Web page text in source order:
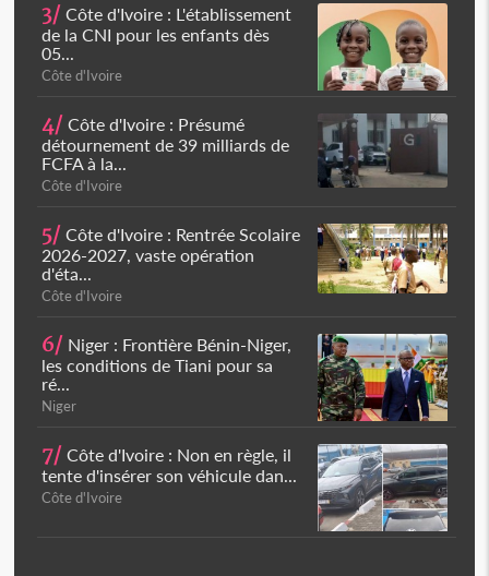
3/ Côte d'Ivoire : L'établissement
de la CNI pour les enfants dès
05...
Côte d'Ivoire
4/ Côte d'Ivoire : Présumé
détournement de 39 milliards de
FCFA à la...
Côte d'Ivoire
5/ Côte d'Ivoire : Rentrée Scolaire
2026-2027, vaste opération
d'éta...
Côte d'Ivoire
6/ Niger : Frontière Bénin-Niger,
les conditions de Tiani pour sa
ré...
Niger
7/ Côte d'Ivoire : Non en règle, il
tente d'insérer son véhicule dan...
Côte d'Ivoire